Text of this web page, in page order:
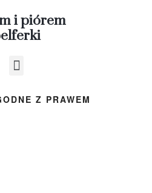
i piórem
Z PRAWEM